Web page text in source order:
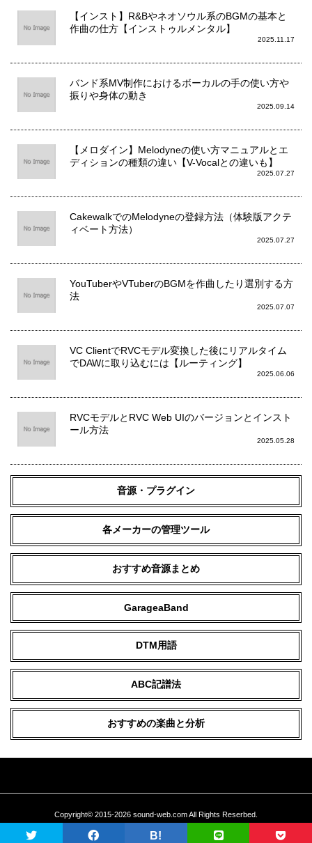
【インスト】R&Bやネオソウル系のBGMの基本と
作曲の仕方【インストゥルメンタル】
2025.11.17
バンド系MV制作におけるボーカルの手の使い方や
振りや身体の動き
2025.09.14
【メロダイン】Melodyneの使い方マニュアルとエ
ディションの種類の違い【V-Vocalとの違いも】
2025.07.27
CakewalkでのMelodyneの登録方法（体験版アクテ
ィベート方法）
2025.07.27
YouTuberやVTuberのBGMを作曲したり選別する方
法
2025.07.07
VC ClientでRVCモデル変換した後にリアルタイム
でDAWに取り込むには【ルーティング】
2025.06.06
RVCモデルとRVC Web UIのバージョンとインスト
ール方法
2025.05.28
音源・プラグイン
各メーカーの管理ツール
おすすめ音源まとめ
GarageaBand
DTM用語
ABC記譜法
おすすめの楽曲と分析
Copyright© 2015-2026 sound-web.com All Rights Reserbed.
当サイトに掲載している文章、画像などの無断転載を禁止いたします。
B!